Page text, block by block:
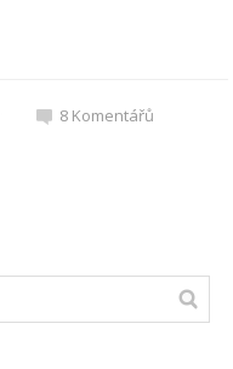
8 Komentářů